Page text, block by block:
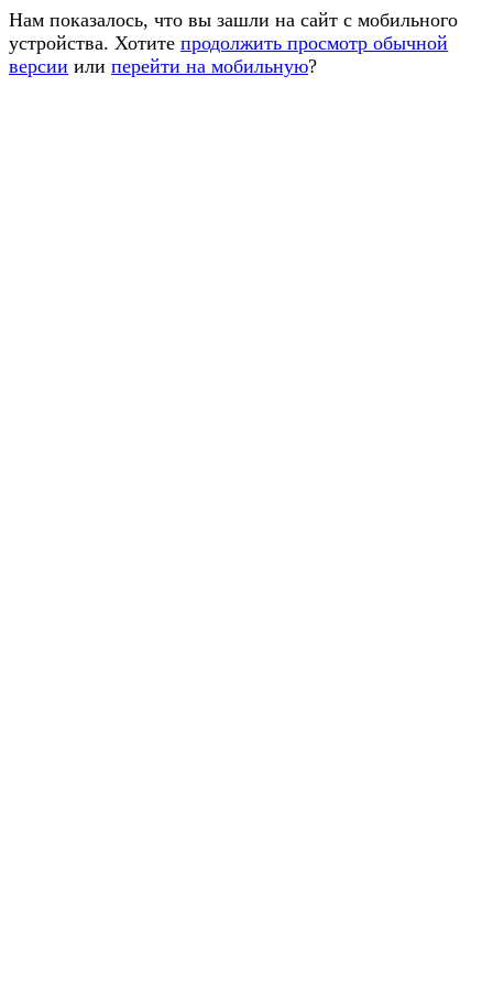
Нам показалось, что вы зашли на сайт с мобильного
устройства. Хотите продолжить просмотр обычной
версии или перейти на мобильную?